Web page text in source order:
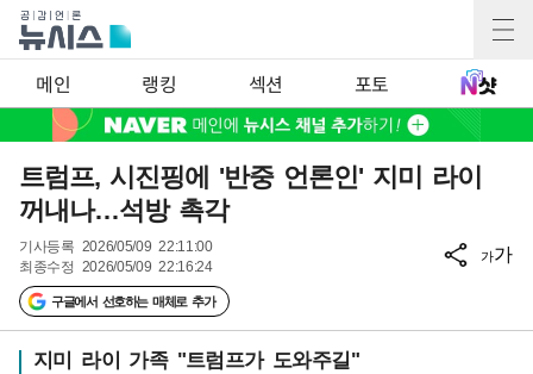
메인 랭킹 섹션 포토
트럼프, 시진핑에 '반중 언론인' 지미 라이
꺼내나…석방 촉각
기사등록 2026/05/09 22:11:00
최종수정 2026/05/09 22:16:24
구글에서 선호하는 매체로 추가
가가
지미 라이 가족 "트럼프가 도와주길"